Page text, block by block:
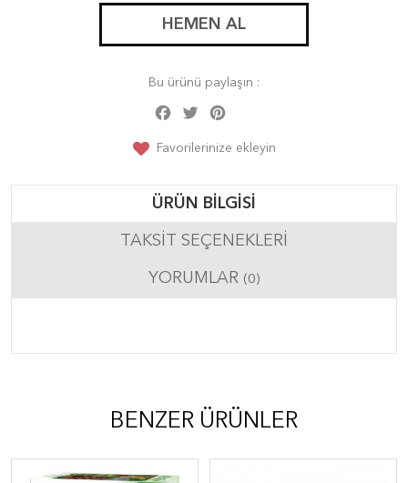
HEMEN AL
Bu ürünü paylaşın :
Facebook
Twitter
Favorilerinize ekleyin
ÜRÜN BILGISI
TAKSIT SEÇENEKLERI
YORUMLAR (0)
BENZER ÜRÜNLER